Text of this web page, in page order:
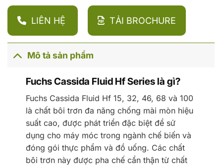
LIÊN HỆ TẢI BROCHURE
Mô tả sản phẩm
Fuchs Cassida Fluid Hf Series là gì?
Fuchs Cassida Fluid Hf 15, 32, 46, 68 và 100
là chất bôi trơn đa năng chống mài mòn hiệu
suất cao, được phát triển đặc biệt để sử
dụng cho máy móc trong ngành chế biến và
đóng gói thực phẩm và đồ uống. Các chất
bôi trơn này được pha chế cẩn thận từ chất